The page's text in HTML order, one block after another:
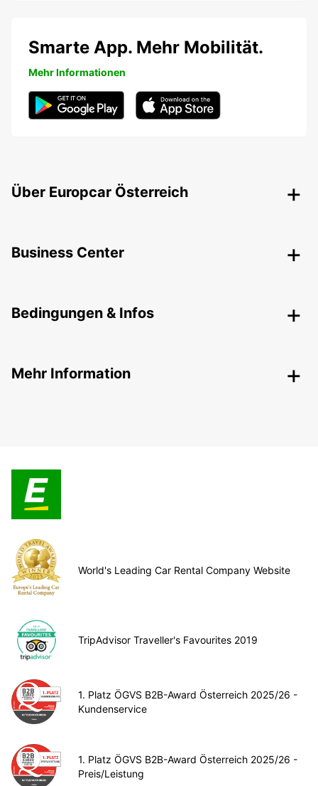
Smarte App. Mehr Mobilität.
Mehr Informationen
Über Europcar Österreich
Business Center
Bedingungen & Infos
Mehr Information
World's Leading Car Rental Company Website
TripAdvisor Traveller's Favourites 2019
1. Platz ÖGVS B2B-Award Österreich 2025/26 -
Kundenservice
1. Platz ÖGVS B2B-Award Österreich 2025/26 -
Preis/Leistung